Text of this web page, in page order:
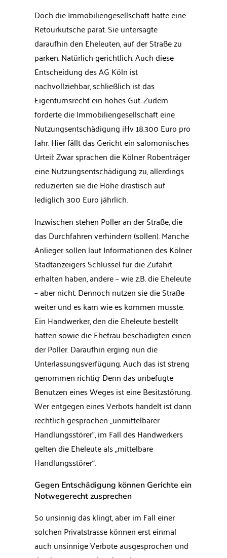
Doch die Immobiliengesellschaft hatte eine
Retourkutsche parat. Sie untersagte
daraufhin den Eheleuten, auf der Straße zu
parken. Natürlich gerichtlich. Auch diese
Entscheidung des AG Köln ist
nachvollziehbar, schließlich ist das
Eigentumsrecht ein hohes Gut. Zudem
forderte die Immobiliengesellschaft eine
Nutzungsentschädigung iHv 18.300 Euro pro
Jahr. Hier fällt das Gericht ein salomonisches
Urteil: Zwar sprachen die Kölner Robenträger
eine Nutzungsentschädigung zu, allerdings
reduzierten sie die Höhe drastisch auf
lediglich 300 Euro jährlich.
Inzwischen stehen Poller an der Straße, die
das Durchfahren verhindern (sollen). Manche
Anlieger sollen laut Informationen des Kölner
Stadtanzeigers Schlüssel für die Zufahrt
erhalten haben, andere – wie z.B. die Eheleute
– aber nicht. Dennoch nutzen sie die Straße
weiter und es kam wie es kommen musste.
Ein Handwerker, den die Eheleute bestellt
hatten sowie die Ehefrau beschädigten einen
der Poller. Daraufhin erging nun die
Unterlassungsverfügung. Auch das ist streng
genommen richtig: Denn das unbefugte
Benutzen eines Weges ist eine Besitzstörung.
Wer entgegen eines Verbots handelt ist dann
rechtlich gesprochen „unmittelbarer
Handlungsstörer“, im Fall des Handwerkers
gelten die Eheleute als „mittelbare
Handlungsstörer“.
Gegen Entschädigung können Gerichte ein
Notwegerecht zusprechen
So unsinnig das klingt, aber im Fall einer
solchen Privatstrasse können erst einmal
auch unsinnige Verbote ausgesprochen und